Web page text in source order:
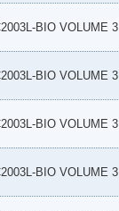
BIO VOLUME 3
BIO VOLUME 3
BIO VOLUME 3
BIO VOLUME 3